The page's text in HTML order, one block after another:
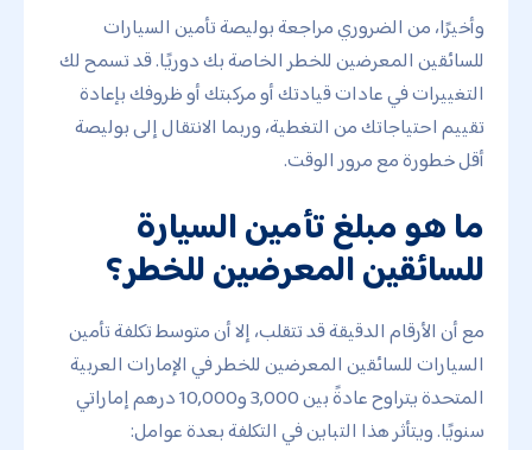
وأخيرًا، من الضروري مراجعة بوليصة تأمين السيارات
للسائقين المعرضين للخطر الخاصة بك دوريًا. قد تسمح لك
التغييرات في عادات قيادتك أو مركبتك أو ظروفك بإعادة
تقييم احتياجاتك من التغطية، وربما الانتقال إلى بوليصة
أقل خطورة مع مرور الوقت.
ما هو مبلغ تأمين السيارة
للسائقين المعرضين للخطر؟
مع أن الأرقام الدقيقة قد تتقلب، إلا أن متوسط ​​تكلفة تأمين
السيارات للسائقين المعرضين للخطر في الإمارات العربية
المتحدة يتراوح عادةً بين 3,000 و10,000 درهم إماراتي
سنويًا. ويتأثر هذا التباين في التكلفة بعدة عوامل: